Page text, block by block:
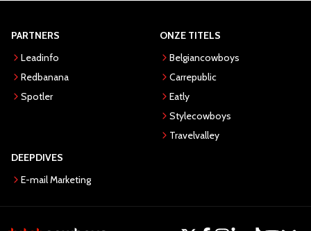
PARTNERS
Leadinfo
Redbanana
Spotler
ONZE TITELS
Belgiancowboys
Carrepublic
Eatly
Stylecowboys
Travelvalley
DEEPDIVES
E-mail Marketing